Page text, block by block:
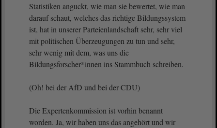
Statistiken anguckt, wie man sie bewertet, wie man
darauf schaut, welches das richtige Bildungssystem
ist, hat in unserer Parteienlandschaft sehr, sehr viel
mit politischen Überzeugungen zu tun und sehr,
sehr wenig mit dem, was uns die
Bildungsforscher*innen ins Stammbuch schreiben.
(Oh! bei der AfD und bei der CDU)
Die Expertenkommission ist vorhin benannt
worden. Ja, wir haben uns das angehört und wir